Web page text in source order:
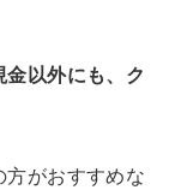
金以外にも、ク
方がおすすめな